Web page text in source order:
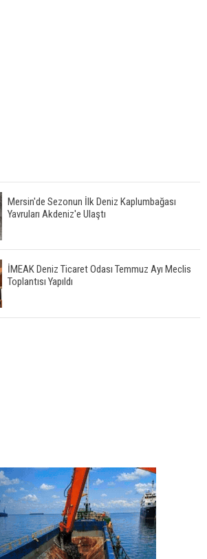
Mersin'de Sezonun İlk Deniz Kaplumbağası
Yavruları Akdeniz'e Ulaştı
İMEAK Deniz Ticaret Odası Temmuz Ayı Meclis
Toplantısı Yapıldı